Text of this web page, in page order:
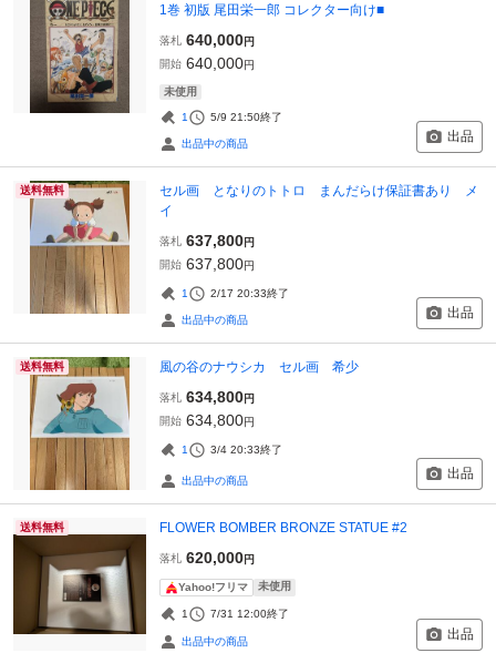
1巻 初版 尾田栄一郎 コレクター向け■
落札 640,000円
開始 640,000円
未使用
1 5/9 21:50終了
出品中の商品 出品
送料無料
セル画 となりのトトロ まんだらけ保証書あり メ
イ
落札 637,800円
開始 637,800円
1 2/17 20:33終了
出品中の商品 出品
送料無料 風の谷のナウシカ セル画 希少
落札 634,800円
開始 634,800円
1 3/4 20:33終了
出品中の商品 出品
送料無料 FLOWER BOMBER BRONZE STATUE #2
落札 620,000円
Yahoo!フリマ 未使用
1 7/31 12:00終了
出品中の商品 出品